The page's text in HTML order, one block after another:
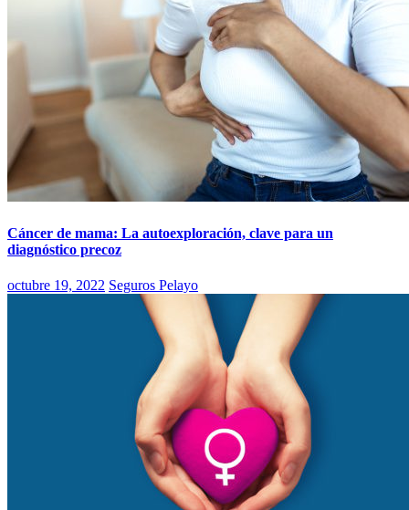
Cáncer de mama: La autoexploración, clave para un
diagnóstico precoz
octubre 19, 2022 Seguros Pelayo